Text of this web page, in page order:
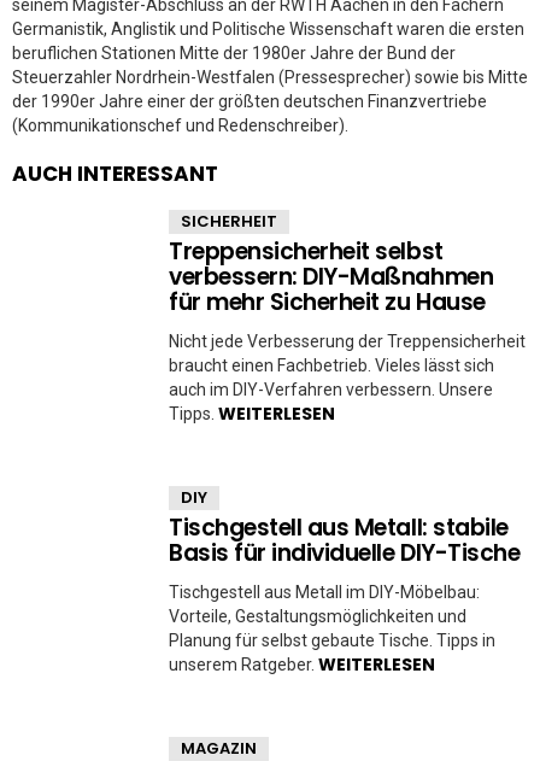
seinem Magister-Abschluss an der RWTH Aachen in den Fächern
Germanistik, Anglistik und Politische Wissenschaft waren die ersten
beruflichen Stationen Mitte der 1980er Jahre der Bund der
Steuerzahler Nordrhein-Westfalen (Pressesprecher) sowie bis Mitte
der 1990er Jahre einer der größten deutschen Finanzvertriebe
(Kommunikationschef und Redenschreiber).
AUCH INTERESSANT
SICHERHEIT
Treppensicherheit selbst
verbessern: DIY-Maßnahmen
für mehr Sicherheit zu Hause
Nicht jede Verbesserung der Treppensicherheit
braucht einen Fachbetrieb. Vieles lässt sich
auch im DIY-Verfahren verbessern. Unsere
Tipps. WEITERLESEN
DIY
Tischgestell aus Metall: stabile
Basis für individuelle DIY-Tische
Tischgestell aus Metall im DIY-Möbelbau:
Vorteile, Gestaltungsmöglichkeiten und
Planung für selbst gebaute Tische. Tipps in
unserem Ratgeber. WEITERLESEN
MAGAZIN